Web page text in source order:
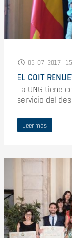
05-07-2017 |
EL COIT
La ONG tiene
servicio del
Leer más